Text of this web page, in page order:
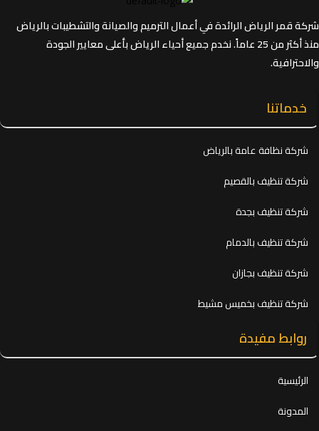
شركة قمر الرياض الرائدة في أعمال الترميم والصيانة والتشطيبات بالرياض
منذ أكثر من 25 عاماً. نخدم جميع أحياء الرياض بأعلى معايير الجودة
والاحترافية.
خدماتنا
شركة نظافة عامة بالرياض
شركة تنظيف بالقصيم
شركة تنظيف بجدة
شركة تنظيف بالدمام
شركة تنظيف بجازان
شركة تنظيف بخميس مشيط
روابط مفيدة
الرئيسية
المدونة